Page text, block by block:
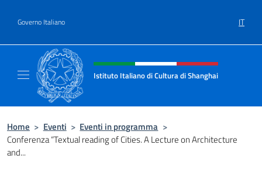
Governo Italiano IT
Intestazione sito, social e menù
Istituto Italiano di Cultura di Shanghai
Home > Eventi > Eventi in programma >
Conferenza “Textual reading of Cities. A Lecture on Architecture
and...